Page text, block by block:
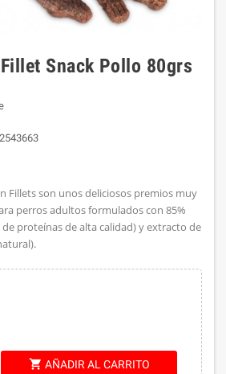
Snack Pollo 80grs
Fillets son unos deliciosos premios muy
perros adultos formulados con 85%
proteínas de alta calidad) y extracto de
shopping_cart AÑADIR AL CARRITO